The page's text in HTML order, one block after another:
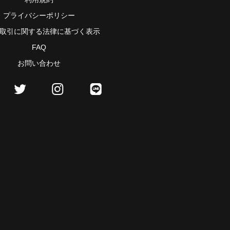
プライバシーポリシー
引に関する法律に基づく表示
FAQ
お問い合わせ